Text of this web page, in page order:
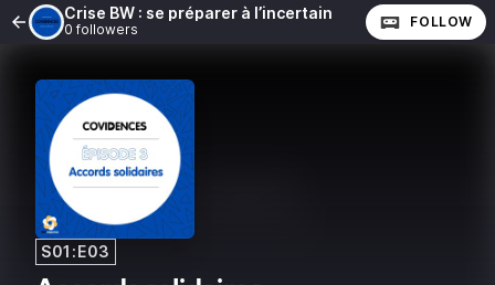
Crise BW : se préparer à l’incertain
0 followers FOLLOW
S01:E03